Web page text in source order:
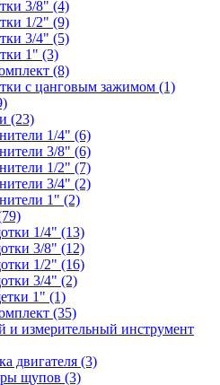
3/8" (4)
1/2" (9)
3/4" (5)
1" (3)
(8)
с цанговым зажимом (1)
(23)
1/4" (6)
3/8" (6)
1/2" (7)
3/4" (2)
1" (2)
1/4" (13)
3/8" (12)
1/2" (16)
3/4" (2)
1" (1)
(35)
и измерительный инструмент
двигателя (3)
щупов (3)